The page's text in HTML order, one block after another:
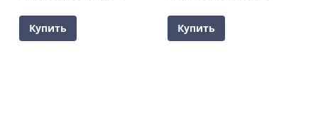
Купить Купить